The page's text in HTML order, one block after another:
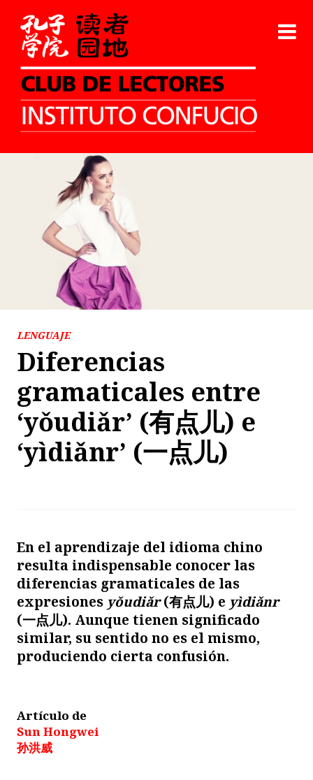
LENGUAJE
Diferencias
gramaticales entre
‘yǒudiǎr’ (有点儿) e
‘yìdiǎnr’ (一点儿)
En el aprendizaje del idioma chino
resulta indispensable conocer las
diferencias gramaticales de las
expresiones yǒudiǎr(有点儿) e yìdiǎnr
(一点儿). Aunque tienen significado
similar, su sentido no es el mismo,
produciendo cierta confusión.
Artículo de
Sun Hongwei
孙洪威